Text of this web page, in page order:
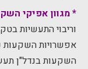
* מגוון אפיקי
וריבוי התעשיות
אפשרויות השקעות
השקעות בנדל"ן